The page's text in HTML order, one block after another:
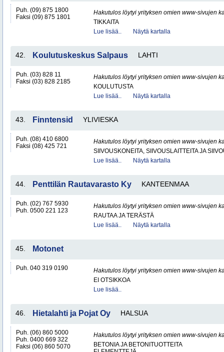
Puh. (09) 875 1800
Faksi (09) 875 1801
Hakutulos löytyi yrityksen omien www-sivujen
TIKKAITA
Lue lisää..
Näytä kartalla
42. Koulutuskeskus Salpaus LAHTI
Puh. (03) 828 11
Faksi (03) 828 2185
Hakutulos löytyi yrityksen omien www-sivujen
KOULUTUSTA
Lue lisää..
Näytä kartalla
43. Finntensid YLIVIESKA
Puh. (08) 410 6800
Faksi (08) 425 721
Hakutulos löytyi yrityksen omien www-sivujen
SIIVOUSKONEITA, SIIVOUSLAITTEITA JA
Lue lisää..
Näytä kartalla
44. Penttilän Rautavarasto Ky KANTEENMAA
Puh. (02) 767 5930
Puh. 0500 221 123
Hakutulos löytyi yrityksen omien www-sivujen
RAUTAA JA TERÄSTÄ
Lue lisää..
Näytä kartalla
45. Motonet
Puh. 040 319 0190
Hakutulos löytyi yrityksen omien www-sivujen
EI OTSIKKOA
Lue lisää..
46. Hietalahti ja Pojat Oy HALSUA
Puh. (06) 860 5000
Puh. 0400 669 322
Faksi (06) 860 5070
Hakutulos löytyi yrityksen omien www-sivujen
BETONIA JA BETONITUOTTEITA